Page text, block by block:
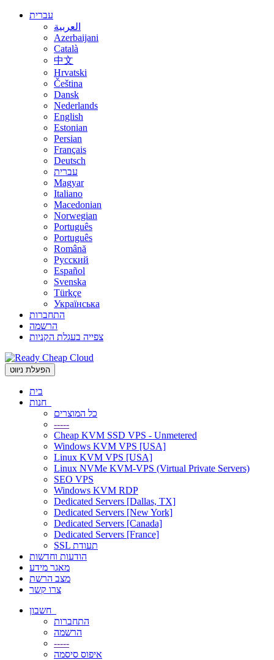
עברית
العربية
Azerbaijani
Català
中文
Hrvatski
Čeština
Dansk
Nederlands
English
Estonian
Persian
Français
Deutsch
עברית
Magyar
Italiano
Macedonian
Norwegian
Português
Português
Română
Русский
Español
Svenska
Türkçe
Українська
התחברות
הרשמה
צפייה בעגלת הקניות
הפעלת ניווט
בית
כל המוצרים
-----
Cheap KVM SSD VPS - Unmetered
Windows KVM VPS [USA]
Linux KVM VPS [USA]
Linux NVMe KVM-VPS (Virtual Private Servers)
SEO VPS
Windows KVM RDP
Dedicated Servers [Dallas, TX]
Dedicated Servers [New York]
Dedicated Servers [Canada]
Dedicated Servers [France]
SSL תעודת
הודעות וחדשות
מאגר מידע
מצב הרשת
צרו קשר
התחברות
הרשמה
-----
איפוס סיסמה